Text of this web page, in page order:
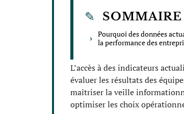
SOMMAIRE
Pourquoi des données
la performance des
L’accès à des indicateurs
évaluer les résultats des
maîtriser la veille
optimiser les choix